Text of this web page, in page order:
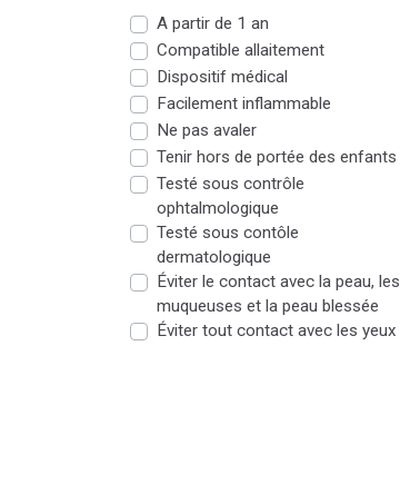
A partir de 1 an
Compatible allaitement
Dispositif médical
Facilement inflammable
Ne pas avaler
Tenir hors de portée des enfants
Testé sous contrôle
ophtalmologique
Testé sous contôle
dermatologique
Éviter le contact avec la peau, les
muqueuses et la peau blessée
Éviter tout contact avec les yeux